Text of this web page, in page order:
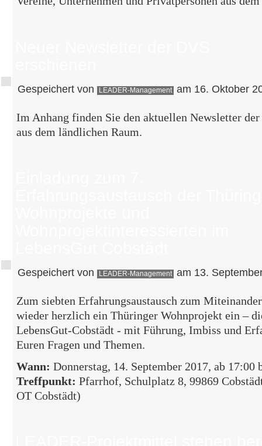
Gespeichert von LEADER-Management am 16. Oktober
Im Anhang finden Sie den aktuellen Newsletter
aus dem ländlichen Raum.
Gespeichert von LEADER-Management am 13.
Zum siebten Erfahrungsaustausch zum
wieder herzlich ein Thüringer Wohnprojekt ein –
LebensGut-Cobstädt - mit Führung, Imbiss und
Euren Fragen und Themen.
Wann: Donnerstag, 14. September 2017, ab 17:00
Treffpunkt: Pfarrhof, Schulplatz 8, 99869
OT Cobstädt)